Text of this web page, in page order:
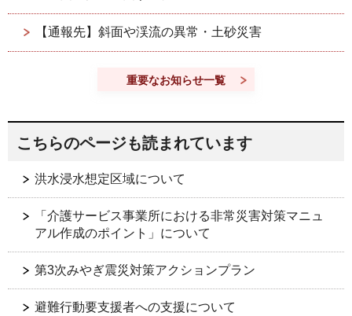
【通報先】斜面や渓流の異常・土砂災害
重要なお知らせ一覧
こちらのページも読まれています
洪水浸水想定区域について
「介護サービス事業所における非常災害対策マニュ
アル作成のポイント」について
第3次みやぎ震災対策アクションプラン
避難行動要支援者への支援について